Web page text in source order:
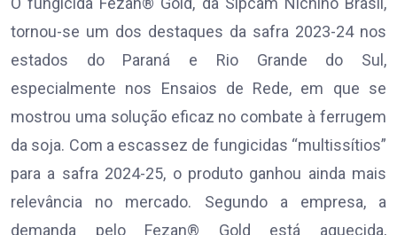
tornou-se um dos destaques da safra 2023-24 nos
estados do Paraná e Rio Grande do Sul,
especialmente nos Ensaios de Rede, em que se
mostrou uma solução eficaz no combate à ferrugem
da soja. Com a escassez de fungicidas “multissítios”
para a safra 2024-25, o produto ganhou ainda mais
relevância no mercado. Segundo a empresa, a
demanda pelo Fezan® Gold está aquecida,